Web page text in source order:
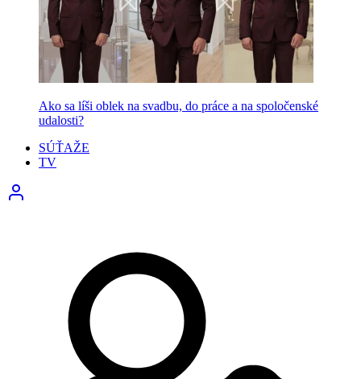
Ako sa líši oblek na svadbu, do práce a na spoločenské
udalosti?
SÚŤAŽE
TV